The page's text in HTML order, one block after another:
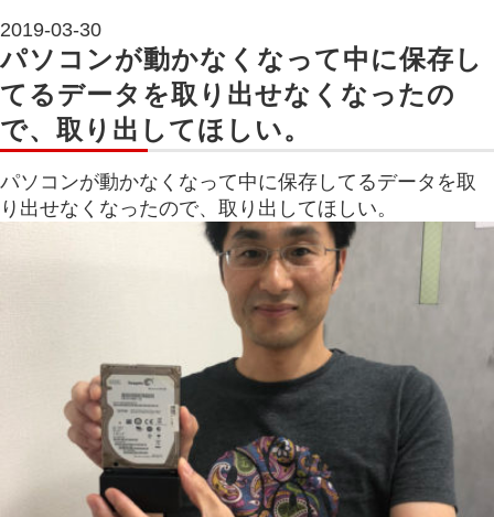
2019-03-30
パソコンが動かなくなって中に保存し
てるデータを取り出せなくなったの
で、取り出してほしい。
パソコンが動かなくなって中に保存してるデータを取
り出せなくなったので、取り出してほしい。